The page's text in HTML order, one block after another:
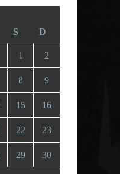
S D
1 2
8 9
15 16
22 23
29 30